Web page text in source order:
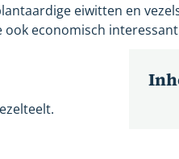
eiwitten en
economisch